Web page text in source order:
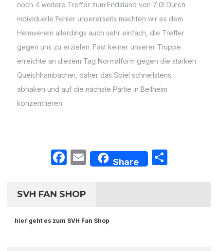
noch 4 weitere Treffer zum Endstand von 7:0! Durch
individuelle Fehler unsererseits machten wir es dem
Heimverein allerdings auch sehr einfach, die Treffer
gegen uns zu erzielen. Fast keiner unserer Truppe
erreichte an diesem Tag Normalform gegen die starken
Queichhambacher, daher das Spiel schnellstens
abhaken und auf die nächste Partie in Bellheim
konzentrieren.
Facebook
EmailShare Teilen
SVH FAN SHOP
hier geht es zum SVH Fan Shop